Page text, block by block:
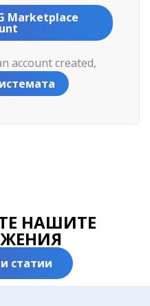
Marketplace
account created,
НАШИТЕ
статии